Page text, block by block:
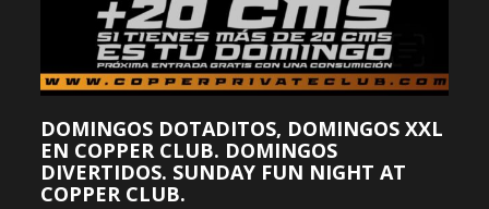
DOMINGOS DOTADITOS, DOMINGOS XXL
EN COPPER CLUB. DOMINGOS
DIVERTIDOS. SUNDAY FUN NIGHT AT
COPPER CLUB.